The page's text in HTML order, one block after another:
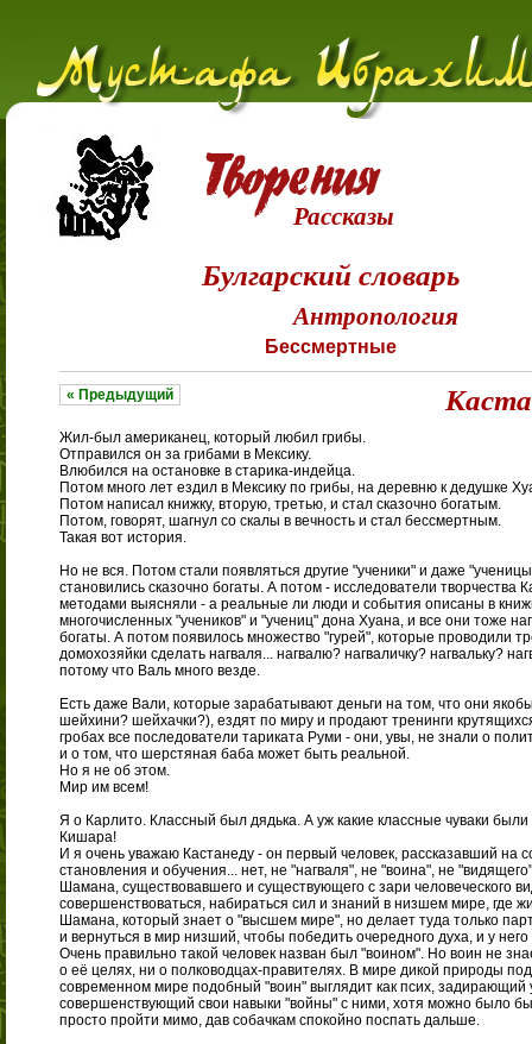
Рассказы
Булгарский словарь
Антропология
Бессмертные
« Предыдущий
Жил-был американец, который любил грибы.
Отправился он за грибами в Мексику.
Влюбился на остановке в старика-индейца.
Потом много лет ездил в Мексику по грибы, на деревню к дедушке
Потом написал книжку, вторую, третью, и стал сказочно богатым.
Потом, говорят, шагнул со скалы в вечность и стал бессмертным.
Такая вот история.
Но не вся. Потом стали появляться другие "ученики" и даже
становились сказочно богаты. А потом - исследователи
методами выясняли - а реальные ли люди и события описаны в
многочисленных "учеников" и "учениц" дона Хуана, и все они тоже
богаты. А потом появилось множество "гурей", которые проводили
домохозяйки сделать нагваля... нагвалю? нагваличку? нагвальку?
потому что Валь много везде.
Есть даже Вали, которые зарабатывают деньги на том, что они
шейхини? шейхачки?), ездят по миру и продают тренинги
гробах все последователи тариката Руми - они, увы, не знали о
и о том, что шерстяная баба может быть реальной.
Но я не об этом.
Мир им всем!
Я о Карлито. Классный был дядька. А уж какие классные чуваки
Кишара!
И я очень уважаю Кастанеду - он первый человек, рассказавший на
становления и обучения... нет, не "нагваля", не "воина", не
Шамана, существовавшего и существующего с зари человеческого
совершенствоваться, набираться сил и знаний в низшем мире, где
Шамана, который знает о "высшем мире", но делает туда только
и вернуться в мир низший, чтобы победить очередного духа, и у
Очень правильно такой человек назван был "воином". Но воин не
о её целях, ни о полководцах-правителях. В мире дикой природы
современном мире подобный "воин" выглядит как псих, задирающий
совершенствующий свои навыки "войны" с ними, хотя можно было
просто пройти мимо, дав собачкам спокойно поспать дальше.